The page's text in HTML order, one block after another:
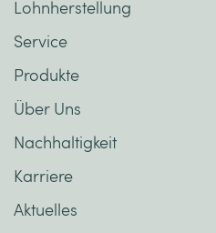
Lohnherstellung
Service
Produkte
Über Uns
Nachhaltigkeit
Karriere
Aktuelles